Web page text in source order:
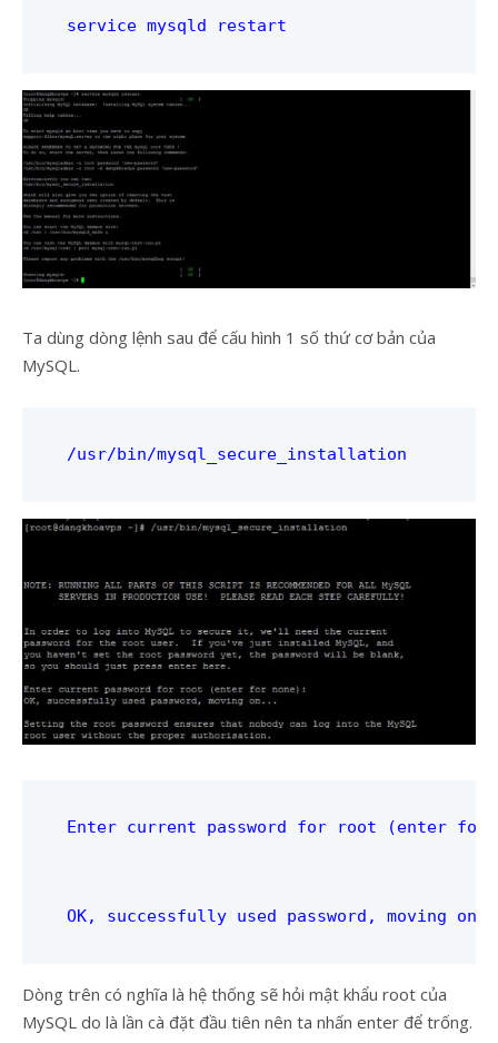
Ta dùng dòng lệnh sau để cấu hình 1 số thứ cơ bản của
MySQL.
/usr/bin/mysql_secure_installation
Enter current password for root (enter
OK, successfully used password, moving
Dòng trên có nghĩa là hệ thống sẽ hỏi mật khẩu root của
MySQL do là lần cà đặt đầu tiên nên ta nhấn enter để trống.